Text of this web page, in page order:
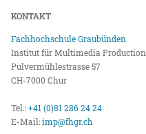
KONTAKT
Fachhochschule Graubünden
Institut für Multimedia Production
Pulvermühlestrasse 57
CH-7000 Chur
Tel.:+41 (0)81 286 24 24
E-Mail:imp@fhgr.ch